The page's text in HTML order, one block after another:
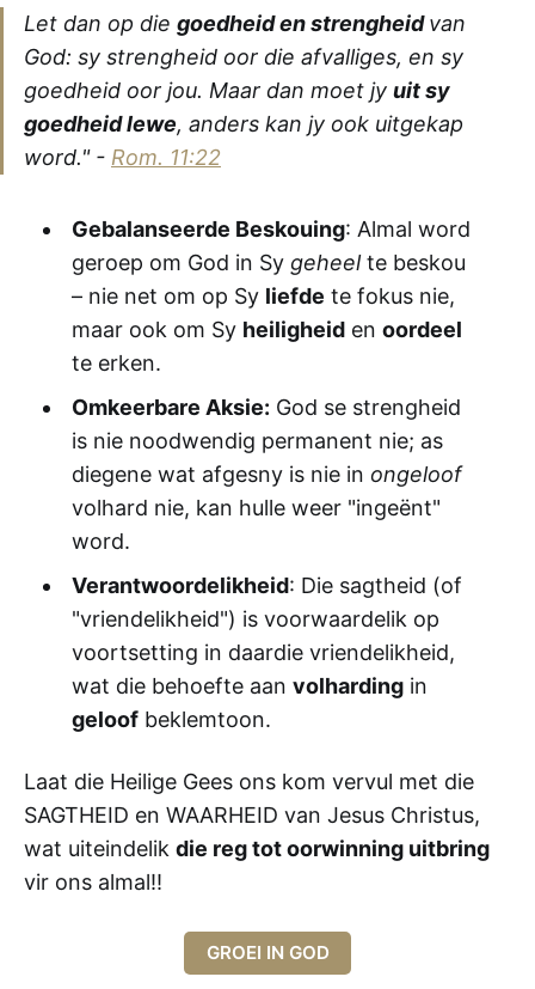
Let dan op die goedheid en strengheidvan
God: sy strengheid oor die afvalliges, en sy
goedheid oor jou. Maar dan moet jy uit sy
goedheid lewe, anders kan jy ook uitgekap
word." - Rom. 11:22
Gebalanseerde Beskouing: Almal word
geroep om God in Sy geheelte beskou
– nie net om op Sy liefde te fokus nie,
maar ook om Sy heiligheiden oordeel
te erken.
Omkeerbare Aksie: God se strengheid
is nie noodwendig permanent nie; as
diegene wat afgesny is nie in ongeloof
volhard nie, kan hulle weer "ingeënt"
word.
Verantwoordelikheid: Die sagtheid (of
"vriendelikheid") is voorwaardelik op
voortsetting in daardie vriendelikheid,
wat die behoefte aan volhardingin
geloofbeklemtoon.
Laat die Heilige Gees ons kom vervul met die
SAGTHEID en WAARHEID van Jesus Christus,
wat uiteindelik die reg tot oorwinning uitbring
vir ons almal!!
GROEI IN GOD